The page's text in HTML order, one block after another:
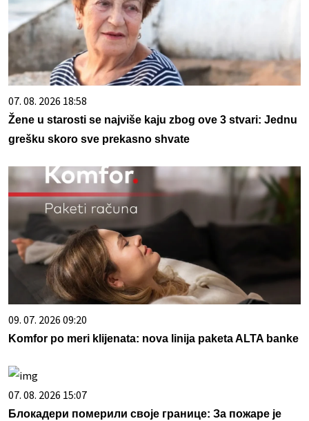
07. 08. 2026 18:58
Žene u starosti se najviše kaju zbog ove 3 stvari: Jednu
grešku skoro sve prekasno shvate
09. 07. 2026 09:20
Komfor po meri klijenata: nova linija paketa ALTA banke
07. 08. 2026 15:07
Блокадери померили своје границе: За пожаре је